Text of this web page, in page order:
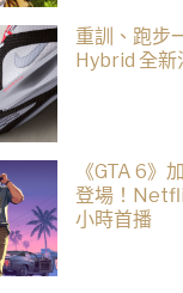
重訓、跑步
Hybrid 全
《GTA 6》
登場！
小時首播